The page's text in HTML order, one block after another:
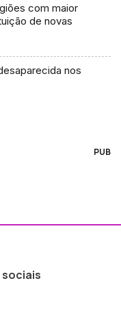
com maior
de novas
nos
PUB
sociais
ao